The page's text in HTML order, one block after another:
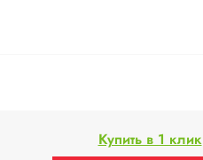
Купить в 1 клик